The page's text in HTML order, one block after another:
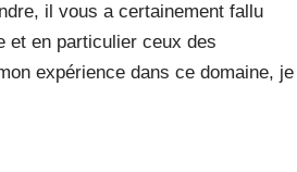
il vous a certainement fallu
et en particulier ceux des
expérience dans ce domaine, je